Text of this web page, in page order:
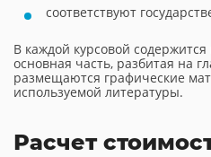
соответствуют
В каждой курсовой
основная часть, разбитая на
размещаются графические
используемой литературы.
Расчет